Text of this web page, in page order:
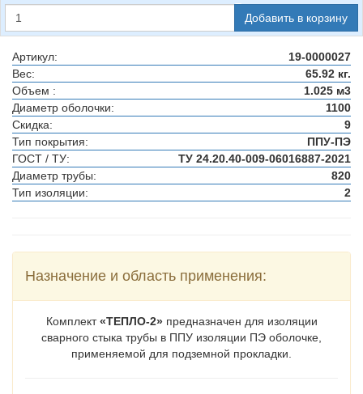
Добавить в корзину
Артикул:
19-0000027
Вес:
65.92 кг.
Объем :
1.025 м3
Диаметр оболочки:
1100
Скидка:
9
Тип покрытия:
ППУ-ПЭ
ГОСТ / ТУ:
ТУ 24.20.40-009-06016887-2021
Диаметр трубы:
820
Тип изоляции:
2
Назначение и область применения:
Комплект«ТЕПЛО-2»предназначен для изоляции
сварного стыка трубы в ППУ изоляции ПЭ оболочке,
применяемой для подземной прокладки.